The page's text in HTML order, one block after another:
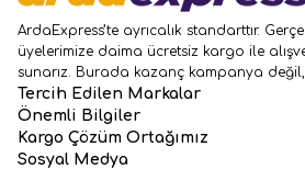
ArdaExpress’te ayrıcalık standarttır.
üyelerimize daima ücretsiz kargo ile
sunarız. Burada kazanç kampanya değil,
Tercih Edilen Markalar
Önemli Bilgiler
Kargo Çözüm Ortağımız
Sosyal Medya